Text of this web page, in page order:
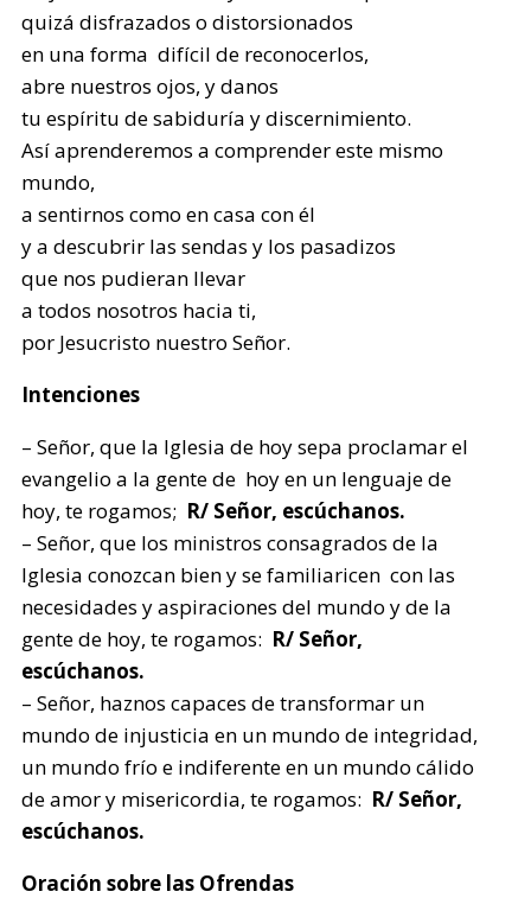
quizá disfrazados o distorsionados
en una forma difícil de reconocerlos,
abre nuestros ojos, y danos
tu espíritu de sabiduría y discernimiento.
Así aprenderemos a comprender este mismo
mundo,
a sentirnos como en casa con él
y a descubrir las sendas y los pasadizos
que nos pudieran llevar
a todos nosotros hacia ti,
por Jesucristo nuestro Señor.
Intenciones
– Señor, que la Iglesia de hoy sepa proclamar el
evangelio a la gente de hoy en un lenguaje de
hoy, te rogamos; R/ Señor, escúchanos.
– Señor, que los ministros consagrados de la
Iglesia conozcan bien y se familiaricen con las
necesidades y aspiraciones del mundo y de la
gente de hoy, te rogamos: R/ Señor,
escúchanos.
– Señor, haznos capaces de transformar un
mundo de injusticia en un mundo de integridad,
un mundo frío e indiferente en un mundo cálido
de amor y misericordia, te rogamos: R/ Señor,
escúchanos.
Oración sobre las Ofrendas